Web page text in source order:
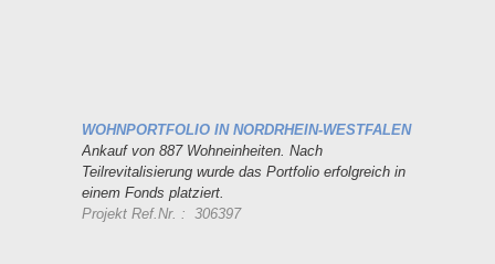
WOHNPORTFOLIO IN NORDRHEIN-WESTFALEN
Ankauf von 887 Wohneinheiten. Nach
Teilrevitalisierung wurde das Portfolio erfolgreich in
einem Fonds platziert.
Projekt Ref.Nr. : 306397